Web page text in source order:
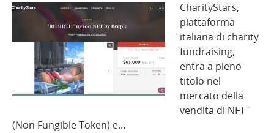
CharityStars,
piattaforma
italiana di charity
fundraising,
entra a pieno
titolo nel
mercato della
vendita di NFT
(Non Fungible Token) e…